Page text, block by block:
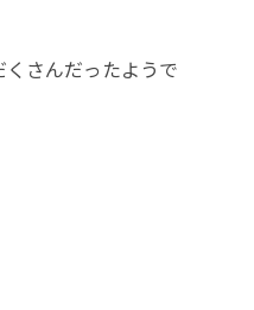
さんだったようで